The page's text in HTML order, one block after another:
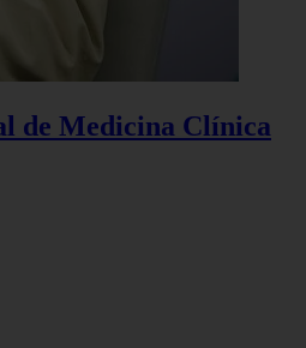
de Medicina Clínica